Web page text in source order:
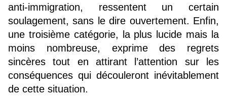
anti-immigration, ressentent un certain
soulagement, sans le dire ouvertement. Enfin,
une troisième catégorie, la plus lucide mais la
moins nombreuse, exprime des regrets
sincères tout en attirant l’attention sur les
conséquences qui découleront inévitablement
de cette situation.